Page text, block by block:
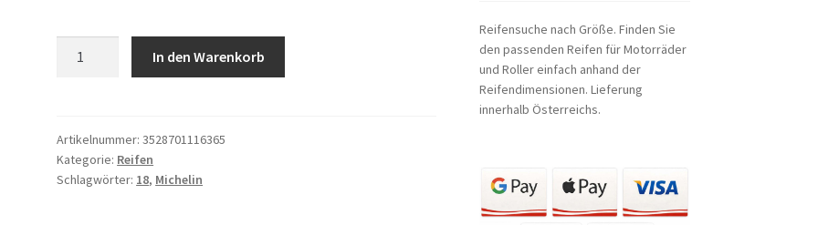
-
18
70R
In den Warenkorb
Artikelnummer:3528701116365
Kategorie: Reifen
Schlagwörter: 18, Michelin
Reifensuche nach Größe. Finden Sie
den passenden Reifen für Motorräder
und Roller einfach anhand der
Reifendimensionen. Lieferung
innerhalb Österreichs.